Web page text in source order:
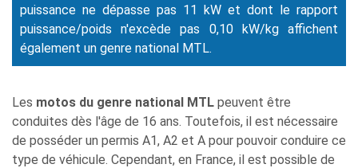
puissance ne dépasse pas 11 kW et dont le rapport
puissance/poids n'excède pas 0,10 kW/kg affichent
également un genre national MTL.
Les motos du genre national MTL peuvent être
conduites dès l'âge de 16 ans. Toutefois, il est nécessaire
de posséder un permis A1, A2 et A pour pouvoir conduire ce
type de véhicule. Cependant, en France, il est possible de